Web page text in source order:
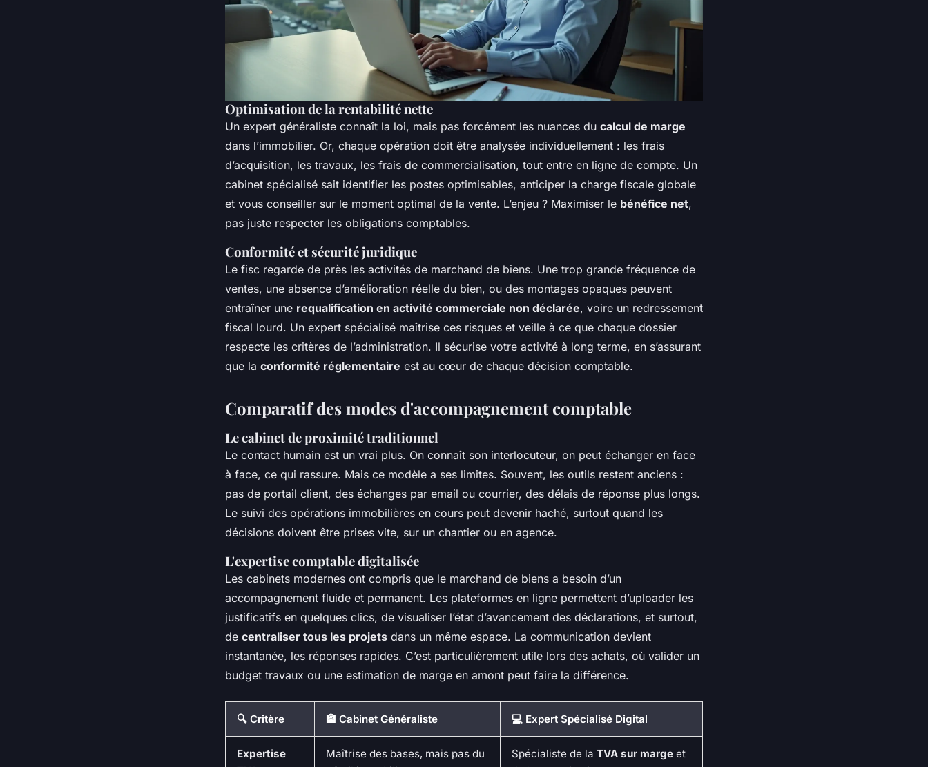
Optimisation de la rentabilité nette
Un expert généraliste connaît la loi, mais pas forcément les nuances du calcul de marge
dans l’immobilier. Or, chaque opération doit être analysée individuellement : les frais
d’acquisition, les travaux, les frais de commercialisation, tout entre en ligne de compte. Un
cabinet spécialisé sait identifier les postes optimisables, anticiper la charge fiscale globale
et vous conseiller sur le moment optimal de la vente. L’enjeu ? Maximiser le bénéfice net,
pas juste respecter les obligations comptables.
Conformité et sécurité juridique
Le fisc regarde de près les activités de marchand de biens. Une trop grande fréquence de
ventes, une absence d’amélioration réelle du bien, ou des montages opaques peuvent
entraîner une requalification en activité commerciale non déclarée, voire un redressement
fiscal lourd. Un expert spécialisé maîtrise ces risques et veille à ce que chaque dossier
respecte les critères de l’administration. Il sécurise votre activité à long terme, en s’assurant
que la conformité réglementaire est au cœur de chaque décision comptable.
Comparatif des modes d'accompagnement comptable
Le cabinet de proximité traditionnel
Le contact humain est un vrai plus. On connaît son interlocuteur, on peut échanger en face
à face, ce qui rassure. Mais ce modèle a ses limites. Souvent, les outils restent anciens :
pas de portail client, des échanges par email ou courrier, des délais de réponse plus longs.
Le suivi des opérations immobilières en cours peut devenir haché, surtout quand les
décisions doivent être prises vite, sur un chantier ou en agence.
L'expertise comptable digitalisée
Les cabinets modernes ont compris que le marchand de biens a besoin d’un
accompagnement fluide et permanent. Les plateformes en ligne permettent d’uploader les
justificatifs en quelques clics, de visualiser l’état d’avancement des déclarations, et surtout,
de centraliser tous les projets dans un même espace. La communication devient
instantanée, les réponses rapides. C’est particulièrement utile lors des achats, où valider un
budget travaux ou une estimation de marge en amont peut faire la différence.
🔍 Critère 🏦 Cabinet Généraliste 💻 Expert Spécialisé Digital
Expertise
Maîtrise des bases, mais pas du
Spécialiste de la TVA sur marge et